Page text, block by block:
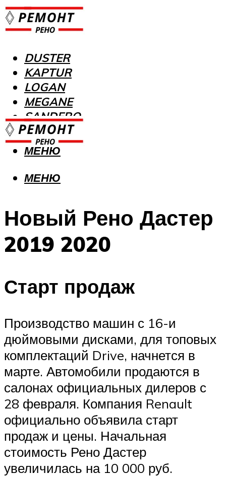
DUSTER
KAPTUR
LOGAN
MEGANE
SANDERO
МЕНЮ
МЕНЮ
Новый Рено Дастер
2019 2020
Старт продаж
Производство машин с 16-и
дюймовыми дисками, для топовых
комплектаций Drive, начнется в
марте. Автомобили продаются в
салонах официальных дилеров с
28 февраля. Компания Renault
официально объявила старт
продаж и цены. Начальная
стоимость Рено Дастер
увеличилась на 10 000 руб.